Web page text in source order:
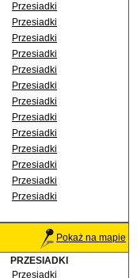
Przesiadki
Przesiadki
Przesiadki
Przesiadki
Przesiadki
Przesiadki
Przesiadki
Przesiadki
Przesiadki
Przesiadki
Przesiadki
Przesiadki
Przesiadki
Pokaż na mapie
PRZESIADKI
Przesiadki